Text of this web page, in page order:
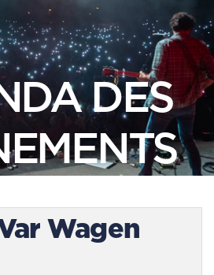
DES
Wagen